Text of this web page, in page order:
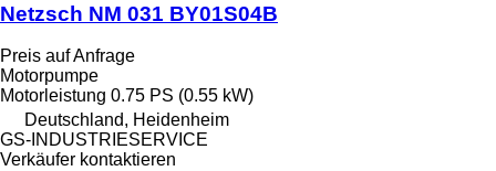
Netzsch NM 031 BY01S04B
Preis auf Anfrage
Motorpumpe
Motorleistung 0.75 PS (0.55 kW)
Deutschland, Heidenheim
GS-INDUSTRIESERVICE
Verkäufer kontaktieren